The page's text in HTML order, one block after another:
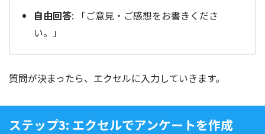
自由回答: 「ご意見・ご感想をお書きくださ
い。」
質問が決まったら、エクセルに入力していきます。
ステップ3: エクセルでアンケートを作成